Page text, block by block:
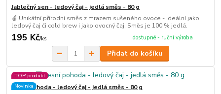
Jablečný sen - ledový čaj - jedlá směs - 80 g
🍎 Unikátní přírodní směs z mrazem sušeného ovoce - ideální jako
ledový čaj či cold brew i jako ovocný čaj. Směs je 100 % jedlá.
195 Kč/ks dostupné - ruční výroba
Přidat do košíku
TOP produkt
Novinka
Lesní pohoda - ledový čaj - jedlá směs - 80 g